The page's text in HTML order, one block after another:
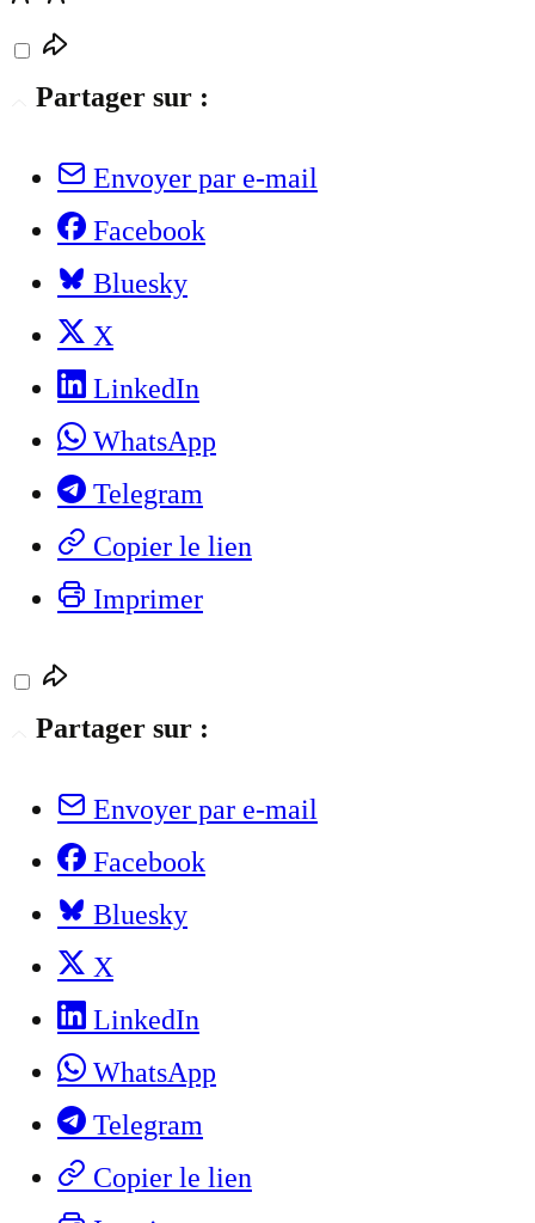
Partager sur :
Envoyer par e-mail
Facebook
Bluesky
X
LinkedIn
WhatsApp
Telegram
Copier le lien
Imprimer
Partager sur :
Envoyer par e-mail
Facebook
Bluesky
X
LinkedIn
WhatsApp
Telegram
Copier le lien